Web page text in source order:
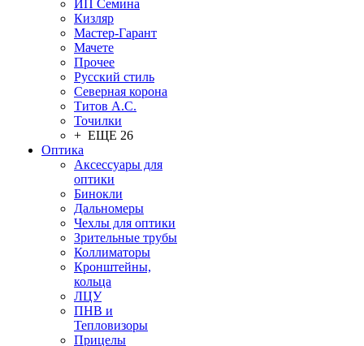
ИП Семина
Кизляр
Мастер-Гарант
Мачете
Прочее
Русский стиль
Северная корона
Титов А.С.
Точилки
+ ЕЩЕ 26
Оптика
Аксессуары для
оптики
Бинокли
Дальномеры
Чехлы для оптики
Зрительные трубы
Коллиматоры
Кронштейны,
кольца
ЛЦУ
ПНВ и
Тепловизоры
Прицелы